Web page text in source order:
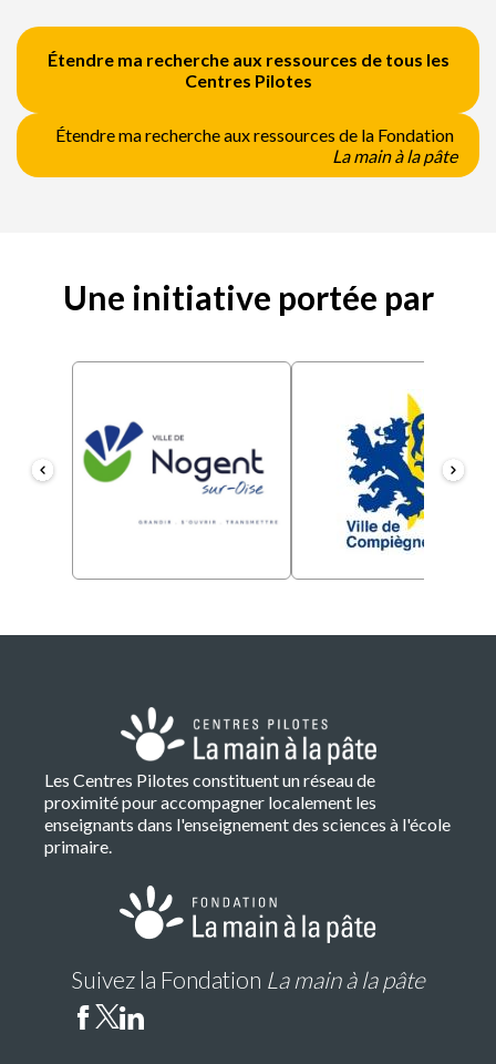
Étendre ma recherche aux ressources de tous les
Centres Pilotes
Étendre ma recherche aux ressources de la Fondation
La main à la pâte
Une initiative portée par
Les Centres Pilotes constituent un réseau de
proximité pour accompagner localement les
enseignants dans l'enseignement des sciences à l'école
primaire.
Suivez la Fondation La main à la pâte